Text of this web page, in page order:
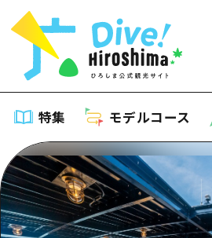
特集 モデルコース
特集
特集一覧
モデルコース